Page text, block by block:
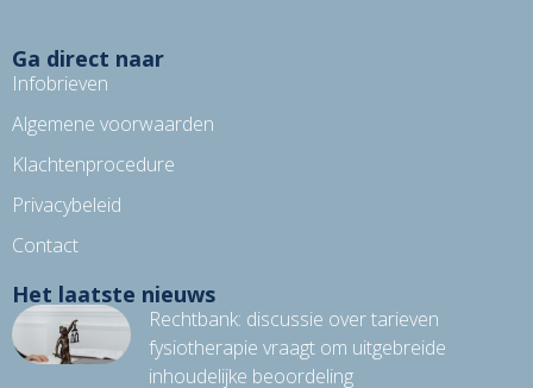
Ga direct naar
Infobrieven
Algemene voorwaarden
Klachtenprocedure
Privacybeleid
Contact
Het laatste nieuws
Rechtbank: discussie over tarieven
fysiotherapie vraagt om uitgebreide
inhoudelijke beoordeling